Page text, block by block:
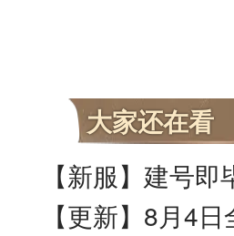
大家还在看
【更新】8月4